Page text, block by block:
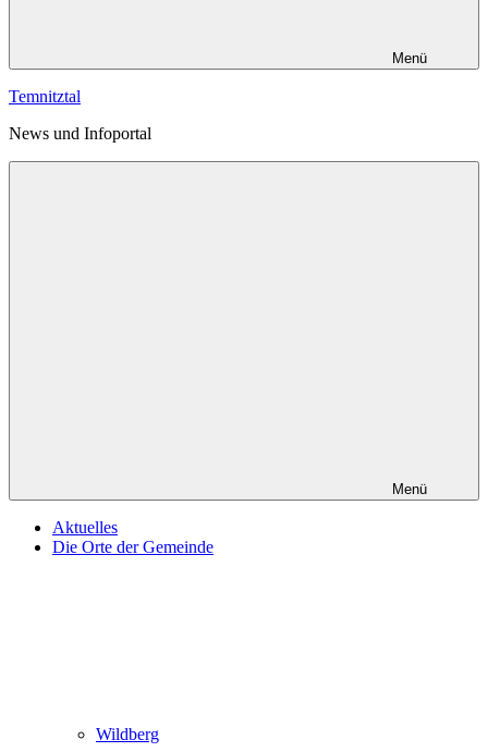
Menü
Temnitztal
News und Infoportal
Menü
Aktuelles
Die Orte der Gemeinde
Wildberg